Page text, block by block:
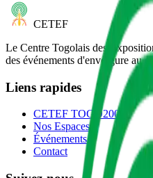
CETEF
Le Centre Togolais des
des événements d'envergure au
Liens rapides
CETEF TOGO2000
Nos Espaces
Événements
Contact